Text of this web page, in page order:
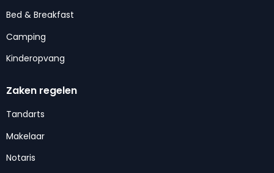
Bed & Breakfast
Camping
Kinderopvang
Zaken regelen
Tandarts
Makelaar
Notaris